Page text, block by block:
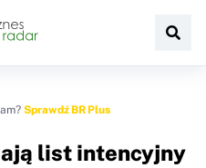
Sprawdź BR Plus
list intencyjny